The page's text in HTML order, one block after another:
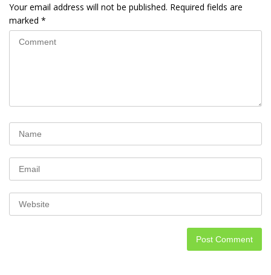
Your email address will not be published. Required fields are
marked *